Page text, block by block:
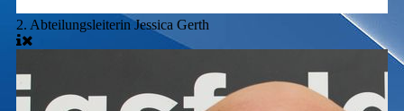
2. Abteilungsleiterin Jessica Gerth